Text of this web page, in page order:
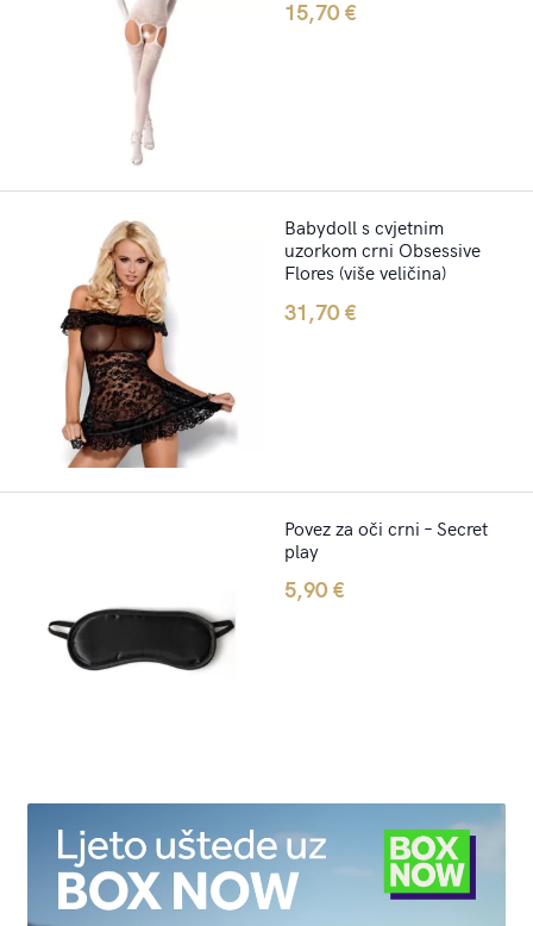
15,70€
Babydoll s cvjetnim
uzorkom crni Obsessive
Flores (više veličina)
31,70€
Povez za oči crni – Secret
play
5,90€